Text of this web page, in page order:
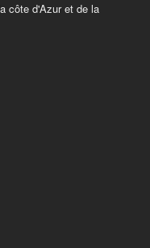
côte d'Azur et de la